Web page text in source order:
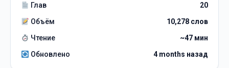
Глав
20
Объём
10,278 слов
Чтение
~47 мин
Обновлено
4 months назад